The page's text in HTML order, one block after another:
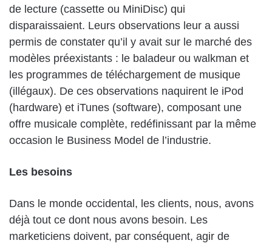
de lecture (cassette ou MiniDisc) qui
disparaissaient. Leurs observations leur a aussi
permis de constater qu’il y avait sur le marché des
modèles préexistants : le baladeur ou walkman et
les programmes de téléchargement de musique
(illégaux). De ces observations naquirent le iPod
(hardware) et iTunes (software), composant une
offre musicale complète, redéfinissant par la même
occasion le Business Model de l’industrie.
Les besoins
Dans le monde occidental, les clients, nous, avons
déjà tout ce dont nous avons besoin. Les
marketiciens doivent, par conséquent, agir de